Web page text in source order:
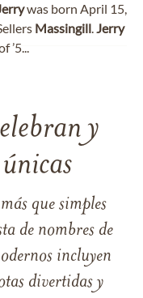
was born April 15,
Massingill.Jerry
’5...
y
que simples
de nombres de
incluyen
divertidas y